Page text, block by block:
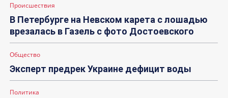
Происшествия
В Петербурге на Невском карета с лошадью
врезалась в Газель с фото Достоевского
Общество
Эксперт предрек Украине дефицит воды
Политика